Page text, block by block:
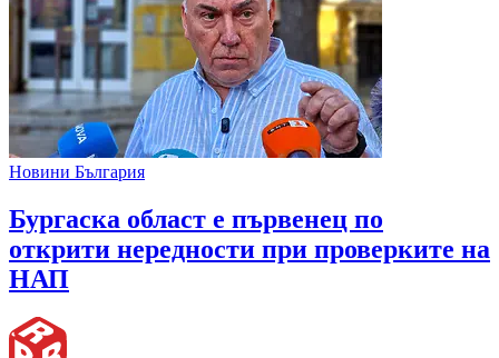
Новини България
Бургаска област е първенец по
открити нередности при проверките на
НАП